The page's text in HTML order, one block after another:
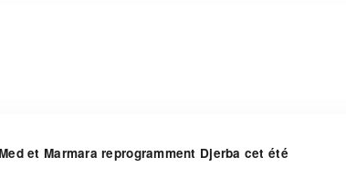
et Marmara reprogramment Djerba cet été